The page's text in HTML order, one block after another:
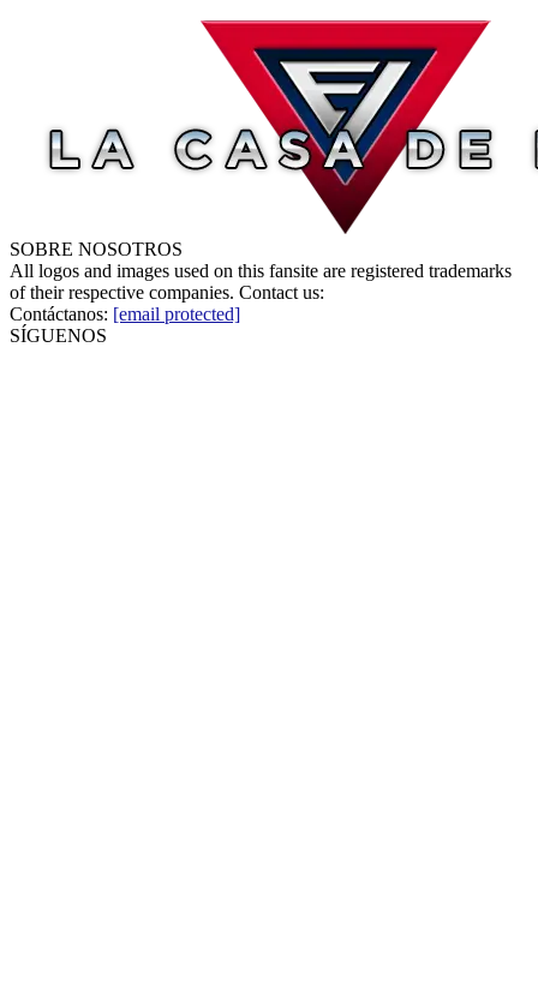
SOBRE NOSOTROS
All logos and images used on this fansite are registered trademarks
of their respective companies. Contact us:
Contáctanos: [email protected]
SÍGUENOS